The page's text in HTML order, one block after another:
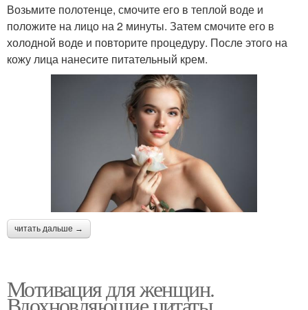
Возьмите полотенце, смочите его в теплой воде и
положите на лицо на 2 минуты. Затем смочите его в
холодной воде и повторите процедуру. После этого на
кожу лица нанесите питательный крем.
читать дальше →
Мотивация для женщин.